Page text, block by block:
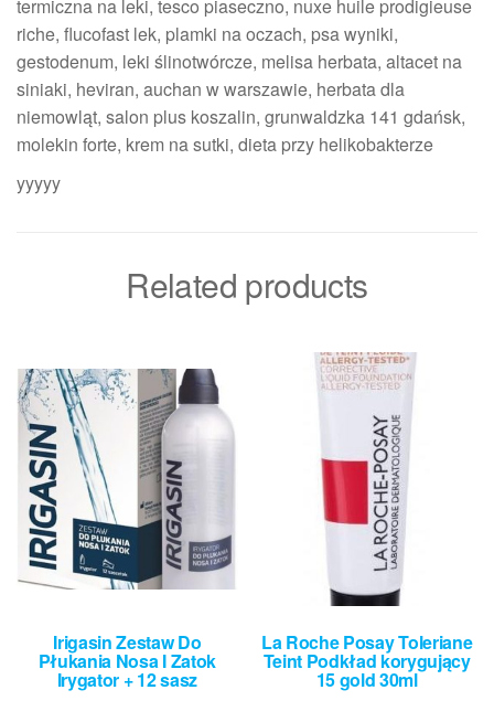
termiczna na leki, tesco piaseczno, nuxe huile prodigieuse
riche, flucofast lek, plamki na oczach, psa wyniki,
gestodenum, leki ślinotwórcze, melisa herbata, altacet na
siniaki, heviran, auchan w warszawie, herbata dla
niemowląt, salon plus koszalin, grunwaldzka 141 gdańsk,
molekin forte, krem na sutki, dieta przy helikobakterze
yyyyy
Related products
Irigasin Zestaw Do
Płukania Nosa I Zatok
Irygator + 12 sasz
La Roche Posay Toleriane
Teint Podkład korygujący
15 gold 30ml